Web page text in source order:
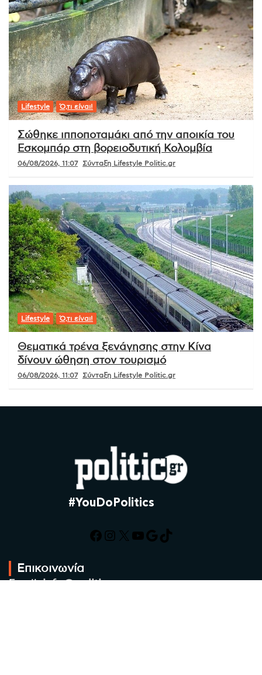
Lifestyle Ό,τι είναι!
Σώθηκε ιπποποταμάκι από την αποικία του
Εσκομπάρ στη βορειοδυτική Κολομβία
06/08/2026, 11:07 Σύνταξη Lifestyle Politic.gr
Lifestyle Ό,τι είναι!
Θεματικά τρένα ξενάγησης στην Κίνα
δίνουν ώθηση στον τουρισμό
06/08/2026, 11:07 Σύνταξη Lifestyle Politic.gr
#YouDoPolitics
Facebook
Instagram
X YouTube
Google
TikTok
Επικοινωνία
Email:info@politic.gr